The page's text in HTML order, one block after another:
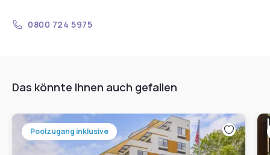
0800 724 5975
Das könnte Ihnen auch gefallen
Poolzugang inklusive